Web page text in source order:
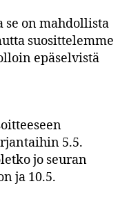
se on mahdollista
suosittelemme
epäselvistä
5.5.
jo seuran
ja 10.5.